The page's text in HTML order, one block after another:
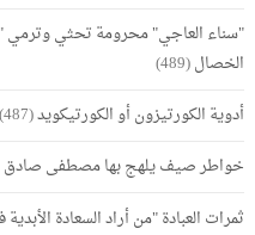
"سناء العاجي" محرومة تحثي وترمي
الخصال(489)
أدوية الكورتيزون أو الكورتيكويد(487)
خواطر صيف يلهج بها مصطفى صادق
ثمرات العبادة "من أراد السعادة الأبدية